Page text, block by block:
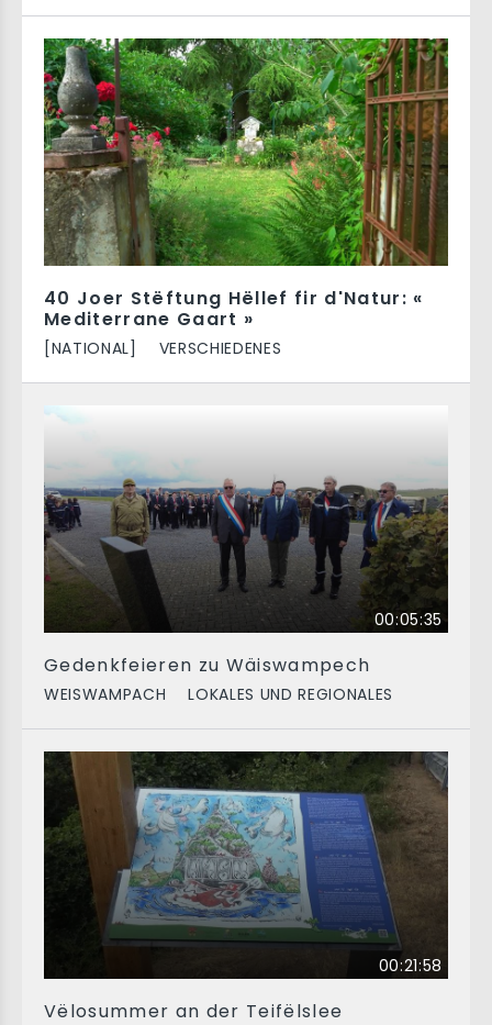
40 Joer Stëftung Hëllef fir d'Natur: «
Mediterrane Gaart »
[NATIONAL] VERSCHIEDENES
00:05:35
Gedenkfeieren zu Wäiswampech
WEISWAMPACH LOKALES UND REGIONALES
00:21:58
Vëlosummer an der Teifëlslee